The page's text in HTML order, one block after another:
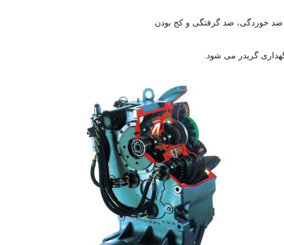
خوردگی، ضد گرفتگی و کج بودن
گریدر می شود.